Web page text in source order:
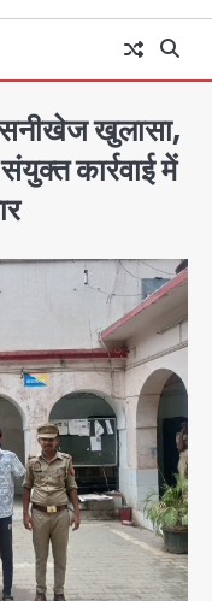
खुलासा,
कार्रवाई में